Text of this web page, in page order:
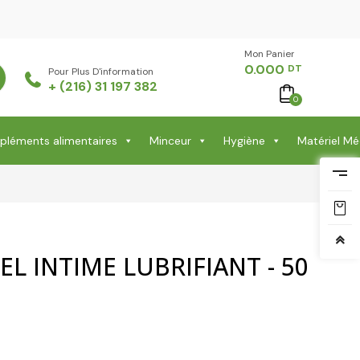
Pour Plus D'information
+ (216) 31 197 382
Mon Panier -
0.000 DT
0
alimentaires Minceur Hygiène Matériel
INTIME LUBRIFIANT - 50